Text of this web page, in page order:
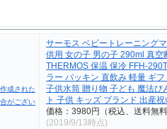
サーモス ベビートレーニング
供用 女の子 男の子 290ml 真空
THERMOS 保温 保冷 FFH-
ラー パッキン 直飲み 軽量 ギ
子供水筒 贈り物 子ども 魔法び
ト 子供 キッズ ブランド 出産
価格：3980円（税込、送料無
(2019/9/13時点)